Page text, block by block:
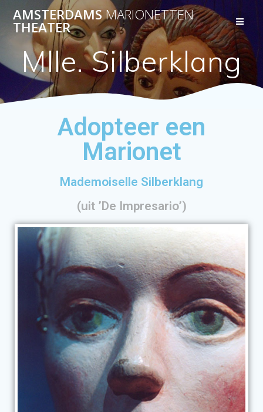
AMSTERDAMSMARIONETTEN
THEATER
Mlle. Silberklang
Adopteer een
Marionet
Mademoiselle Silberklang
(uit ’De Impresario’)